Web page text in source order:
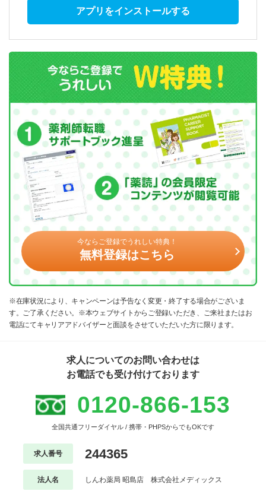
アプリをインストールする
今ならご登録でうれしい特典！
無料登録はこちら
※在庫状況により、キャンペーンは予告なく変更・終了する場合がございま
す。ご了承ください。※本ウェブサイトからご登録いただき、ご来社またはお
電話にてキャリアアドバイザーと面談をさせていただいた方に限ります。
求人についてのお問い合わせは
お電話でも受け付けております
0120-866-153
全国共通フリーダイヤル / 携帯・PHPSからでもOKです
求人番号 244365
法人名 しんわ薬局 昭島店 株式会社メディックス